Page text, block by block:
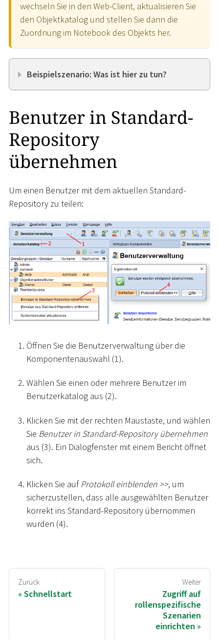
wechseln Sie in den Web-Client, aktualisieren Sie
den Objektkatalog und stellen Sie dann die
Zuordnung im Notebook des Objekts her.
Beispielszenario: Was ist hier zu tun?
Benutzer in Standard-
Repository
übernehmen
Um einen Benutzer mit dem aktuellen Standard-
Repository zu teilen:
Öffnen Sie die Benutzerverwaltung über die
Komponentenauswahl (1).
Wählen Sie einen oder mehrere Benutzer im
Benutzerkatalog aus (2).
Klicken Sie mit der rechten Maustaste, und wählen
Sie Benutzer in Standard-Repository übernehmen
aus (3). Ein Dialogfenster mit einem Bericht öffnet
sich.
Klicken Sie aufProtokoll einblenden >>, um
sicherzustellen, dass alle ausgewählten Benutzer
korrekt ins Standard-Repository übernommen
wurden (4).
Zurück
Schnellstart
Weiter
Zugriff auf
rollenspezifische
Szenarien
einrichten